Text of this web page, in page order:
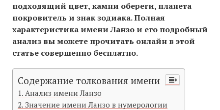
подходящий цвет, камни обереги, планета
покровитель и знак зодиака. Полная
характеристика имени Ланзо и его подробный
анализ вы можете прочитать онлайн в этой
статье совершенно бесплатно.
Содержание толкования имени
Анализ имени Ланзо
Значение имени Ланзо в нумерологии